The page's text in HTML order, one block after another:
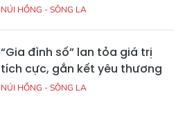
NÚI HỒNG - SÔNG LA
“Gia đình số” lan tỏa giá trị
tích cực, gắn kết yêu thương
NÚI HỒNG - SÔNG LA